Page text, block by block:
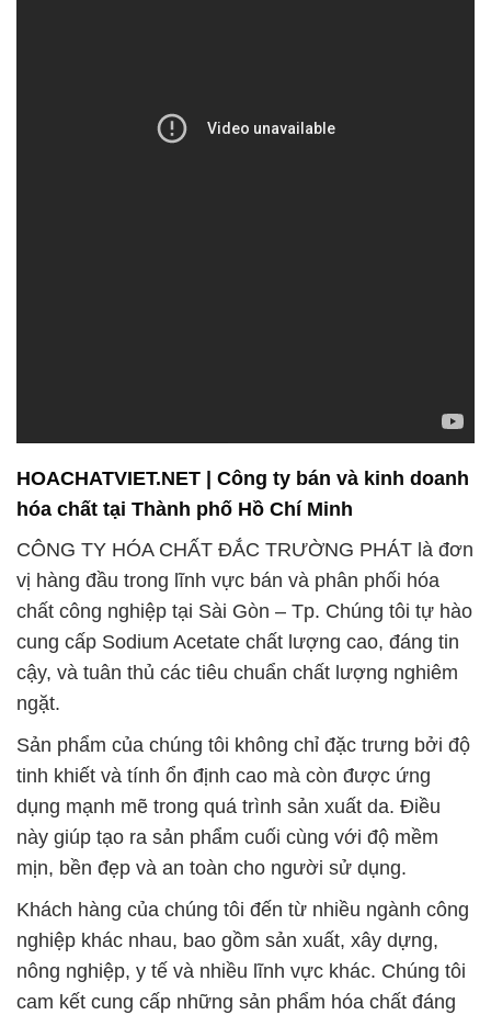
Sản phẩm của chúng tôi không chỉ đặc trưng bởi độ
tinh khiết và tính ổn định cao mà còn được ứng
dụng mạnh mẽ trong quá trình sản xuất da. Điều
này giúp tạo ra sản phẩm cuối cùng với độ mềm
mịn, bền đẹp và an toàn cho người sử dụng.
Khách hàng của chúng tôi đến từ nhiều ngành công
nghiệp khác nhau, bao gồm sản xuất, xây dựng,
nông nghiệp, y tế và nhiều lĩnh vực khác. Chúng tôi
cam kết cung cấp những sản phẩm hóa chất đáng
tin cậy và đáp ứng các yêu cầu chất lượng cao nhất
của khách hàng.
Với tầm nhìn trở thành đối tác đáng tin cậy trên
hành trình thành công của bạn, đội ngũ chuyên
nghiệp và giàu kinh nghiệm của chúng tôi sẽ luôn
sát cánh với bạn. Chúng tôi không chỉ là nhà cung
cấp sản phẩm mà còn là đối tác đáng tin cậy trong
lĩnh vực hóa chất.